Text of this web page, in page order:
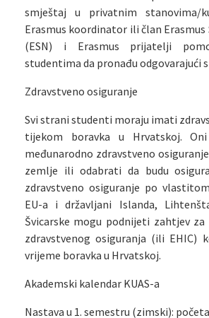
smještaj u privatnim stanovima/
Erasmus koordinator ili član
(ESN) i Erasmus prijatelji
studentima da pronađu odgovarajući
Zdravstveno osiguranje
Svi strani studenti moraju imati
tijekom boravka u Hrvatskoj.
međunarodno zdravstveno
zemlje ili odabrati da budu
zdravstveno osiguranje po
EU-a i državljani Islanda,
Švicarske mogu podnijeti zahtjev za
zdravstvenog osiguranja (ili EHIC)
vrijeme boravka u Hrvatskoj.
Akademski kalendar KUAS-a
Nastava u 1. semestru (zimski):